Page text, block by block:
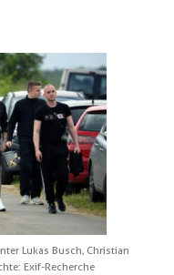
Lukas Busch, Christian
Exif-Recherche